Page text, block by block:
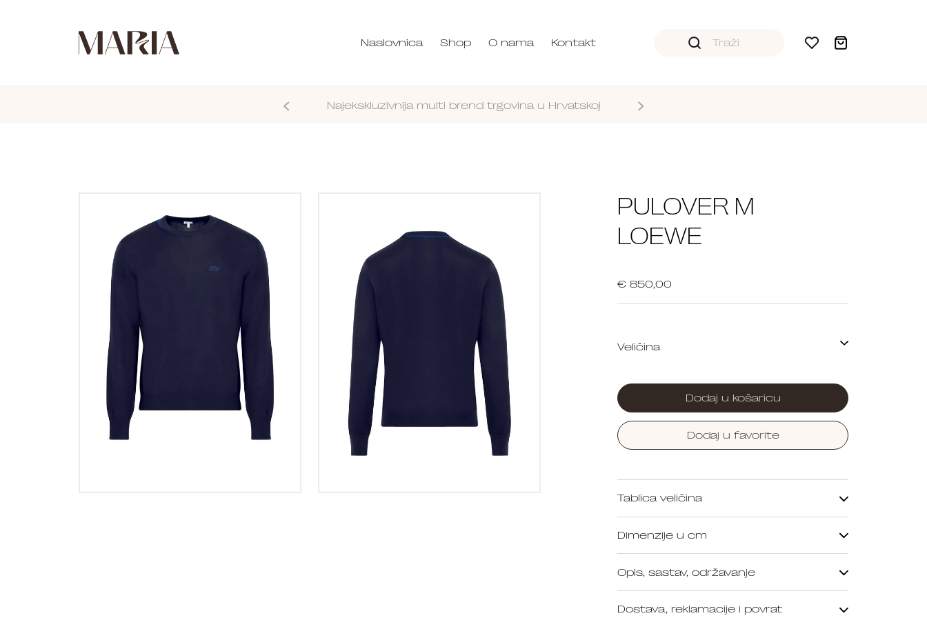
Naslovnica Shop O nama Kontakt
Najekskluzivnija multi brend trgovina u Hrvatskoj
PULOVER M
LOEWE
€ 850,00
Dodaj u košaricu
Dodaj u favorite
Tablica veličina
Dimenzije u cm
Opis, sastav, održavanje
Dostava, reklamacije i povrat